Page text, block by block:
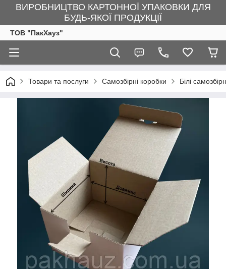
ВИРОБНИЦТВО КАРТОННОЇ УПАКОВКИ ДЛЯ
БУДЬ-ЯКОЇ ПРОДУКЦІЇ
ТОВ "ПакХауз"
Товари та послуги Самозбірні коробки Білі